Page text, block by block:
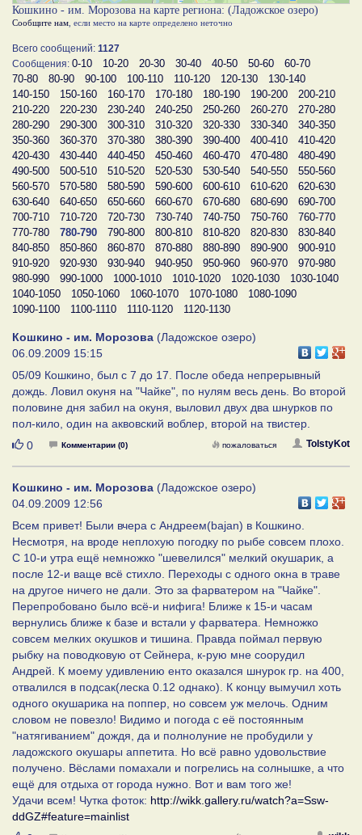
Кошкино - им. Морозова на карте региона: (Ладожское озеро)
Сообщите нам , если место на карте определено неточно
Всего сообщений: 1127
Сообщения: 0-10 10-20 20-30 30-40 40-50 50-60
60-70
70-80
80-90 90-100 100-110 110-120 120-130
130-140
140-150
150-160 160-170 170-180 180-190 190-200
200-210
210-220
220-230 230-240 240-250 250-260 260-270
270-280
280-290
290-300 300-310 310-320 320-330 330-340
340-350
350-360
360-370 370-380 380-390 390-400 400-410
410-420
420-430
430-440 440-450 450-460 460-470 470-480
480-490
490-500
500-510 510-520 520-530 530-540 540-550
550-560
560-570
570-580 580-590 590-600 600-610 610-620
620-630
630-640
640-650 650-660 660-670 670-680 680-690
690-700
700-710
710-720 720-730 730-740 740-750 750-760
760-770
770-780
780-790 790-800 800-810 810-820 820-830
830-840
840-850
850-860 860-870 870-880 880-890 890-900
900-910
910-920
920-930 930-940 940-950 950-960 960-970
970-980
980-990
990-1000 1000-1010 1010-1020 1020-1030
1030-1040
1040-1050
1050-1060 1060-1070 1070-1080
1080-1090
1090-1100
1100-1110 1110-1120 1120-1130
Кошкино - им. Морозова (Ладожское озеро)
06.09.2009 15:15
05/09 Кошкино, был с 7 до 17. После обеда непрерывный
дождь. Ловил окуня на "Чайке", по нулям весь день. Во второй
половине дня забил на окуня, выловил двух два шнурков по
пол-кило, один на аквовский воблер, второй на твистер.
Нравится
0 Комментарии (0) TolstyKot
пожаловаться
Кошкино - им. Морозова (Ладожское озеро)
04.09.2009 12:56
Всем привет! Были вчера с Андреем(bajan) в Кошкино.
Несмотря, на вроде неплохую погодку по рыбе совсем плохо.
С 10-и утра ещё немножко "шевелился" мелкий окушарик, а
после 12-и ваще всё стихло. Переходы с одного окна в траве
на другое ничего не дали. Это за фарватером на "Чайке".
Перепробовано было всё-и нифига! Ближе к 15-и часам
вернулись ближе к базе и встали у фарватера. Немножко
совсем мелких окушков и тишина. Правда поймал первую
рыбку на поводковую от Сейнера, к-рую мне соорудил
Андрей. К моему удивлению енто оказался шнурок гр. на 400,
отвалился в подсак(леска 0.12 однако). К концу вымучил хоть
одного окушарика на поппер, но совсем уж мелочь. Одним
словом не повезло! Видимо и погода с её постоянным
"натягиванием" дождя, да и полнолуние не пробудили у
ладожского окушары аппетита. Но всё равно удовольствие
получено. Вёслами помахали и погрелись на солнышке, а что
ещё для отдыха от города нужно. Вот и вам того же!
Удачи всем! Чутка фоток: http://wikk.gallery.ru/watch?a=Ssw-
ddGZ#feature=mainlist